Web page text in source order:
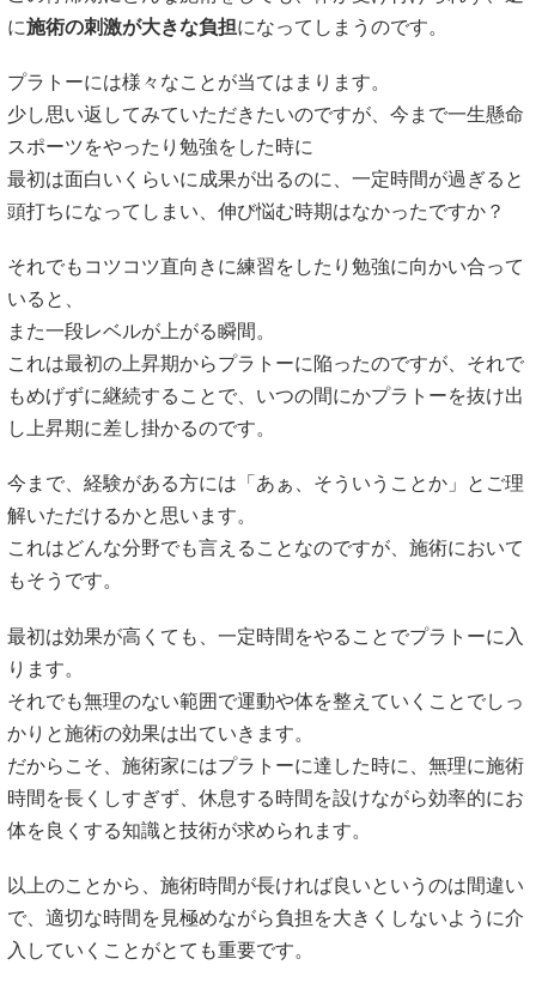
に施術の刺激が大きな負担になってしまうのです。
プラトーには様々なことが当てはまります。
少し思い返してみていただきたいのですが、今まで一生懸命
スポーツをやったり勉強をした時に
最初は面白いくらいに成果が出るのに、一定時間が過ぎると
頭打ちになってしまい、伸び悩む時期はなかったですか？
それでもコツコツ直向きに練習をしたり勉強に向かい合って
いると、
また一段レベルが上がる瞬間。
これは最初の上昇期からプラトーに陥ったのですが、それで
もめげずに継続することで、いつの間にかプラトーを抜け出
し上昇期に差し掛かるのです。
今まで、経験がある方には「あぁ、そういうことか」とご理
解いただけるかと思います。
これはどんな分野でも言えることなのですが、施術において
もそうです。
最初は効果が高くても、一定時間をやることでプラトーに入
ります。
それでも無理のない範囲で運動や体を整えていくことでしっ
かりと施術の効果は出ていきます。
だからこそ、施術家にはプラトーに達した時に、無理に施術
時間を長くしすぎず、休息する時間を設けながら効率的にお
体を良くする知識と技術が求められます。
以上のことから、施術時間が長ければ良いというのは間違い
で、適切な時間を見極めながら負担を大きくしないように介
入していくことがとても重要です。